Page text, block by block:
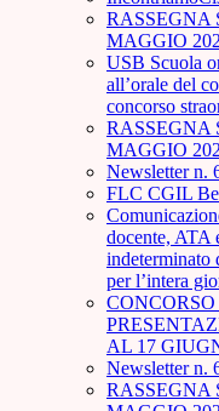
RASSEGNA
MAGGIO
USB Scuola
all’orale del
concorso
RASSEGNA
MAGGIO
Newsletter n.
FLC CGIL
docente, ATA
indeterminato
per l’intera
AL 17
Newsletter n.
RASSEGNA